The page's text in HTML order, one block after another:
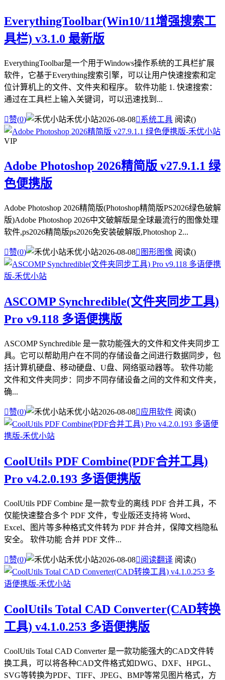
EverythingToolbar(Win10/11增强搜索工
具栏) v3.1.0 最新版
EverythingToolbar是一个用于Windows操作系统的工具栏扩展
软件，它基于Everything搜索引擎，可以让用户快速搜索和定
位计算机上的文件、文件夹和程序。 软件功能 1. 快速搜索：
通过在工具栏上输入关键词，可以迅速找到...
赞(0) 禾优小站2026-08-08系统工具 阅读()
VIP
Adobe Photoshop 2026精简版 v27.9.1.1 绿
色便携版
Adobe Photoshop 2026精简版(Photoshop精简版PS2026绿色破解
版)Adobe Photoshop 2026中文破解版是全球最流行的图像处理
软件,ps2026精简版ps2026免安装破解版,Photoshop 2...
赞(0) 禾优小站2026-08-08 图形图像 阅读()
ASCOMP Synchredible(文件夹同步工具)
Pro v9.118 多语便携版
ASCOMP Synchredible 是一款功能强大的文件和文件夹同步工
具。它可以帮助用户在不同的存储设备之间进行数据同步，包
括计算机硬盘、移动硬盘、U盘、网络驱动器等。 软件功能
文件和文件夹同步：同步不同存储设备之间的文件和文件夹，
确...
赞(0) 禾优小站2026-08-08应用软件 阅读()
CoolUtils PDF Combine(PDF合并工具)
Pro v4.2.0.193 多语便携版
CoolUtils PDF Combine 是一款专业的离线 PDF 合并工具，不
仅能快速整合多个 PDF 文件，专业版还支持将 Word、
Excel、图片等多种格式文件转为 PDF 并合并，保障文档隐私
安全。 软件功能 合并 PDF 文件...
赞(0) 禾优小站2026-08-08阅读翻译 阅读()
CoolUtils Total CAD Converter(CAD转换
工具) v4.1.0.253 多语便携版
CoolUtils Total CAD Converter 是一款功能强大的CAD文件转
换工具，可以将各种CAD文件格式如DWG、DXF、HPGL、
SVG等转换为PDF、TIFF、JPEG、BMP等常见图片格式，方